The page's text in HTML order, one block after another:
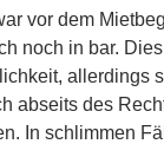
vor dem
noch in bar.
allerdings
abseits des
In schlimmen